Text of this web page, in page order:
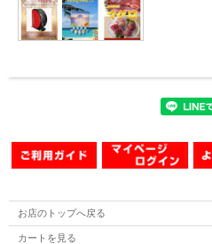
お店のトップへ戻る
カートを見る